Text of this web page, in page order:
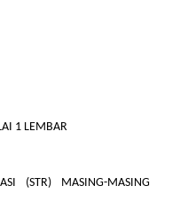
1 LEMBAR
(STR) MASING-MASING